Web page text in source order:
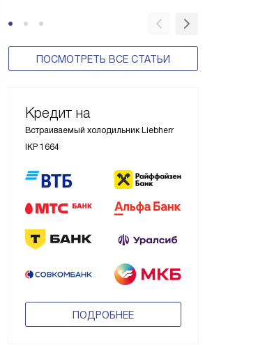
ПОСМОТРЕТЬ ВСЕ СТАТЬИ
Кредит на
Встраиваемый холодильник Liebherr
IKP 1664
ПОДРОБНЕЕ